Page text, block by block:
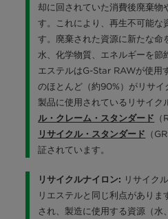
却に回されていた消費後廃棄物
す。これにより、再生不可能な
す。廃棄された資源に新たな命
水、化学物質、エネルギーを節
エステルはG-Star RAWが使用
のほとんど（約90%）がリサ
製品に使用されているリサイク
ル・クレーム・スタンダード
リサイクル・スタンダード （
証されています。
リサイクルナイロン: リサイク
リエステルと同じ利点があり
され、製造に使用する資源（水